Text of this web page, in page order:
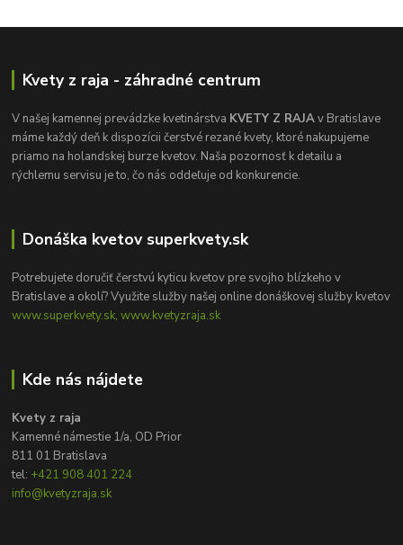
Kvety z raja - záhradné centrum
V našej kamennej prevádzke kvetinárstva KVETY Z RAJAv Bratislave
máme každý deň k dispozícii čerstvé rezané kvety, ktoré nakupujeme
priamo na holandskej burze kvetov. Naša pozornosť k detailu a
rýchlemu servisu je to, čo nás oddeľuje od konkurencie.
Donáška kvetov superkvety.sk
Potrebujete doručiť čerstvú kyticu kvetov pre svojho blízkeho v
Bratislave a okolí? Využite služby našej online donáškovej služby kvetov
www.superkvety.sk, www.kvetyzraja.sk
Kde nás nájdete
Kvety z raja
Kamenné námestie 1/a, OD Prior
811 01 Bratislava
tel: +421 908 401 224
info@kvetyzraja.sk